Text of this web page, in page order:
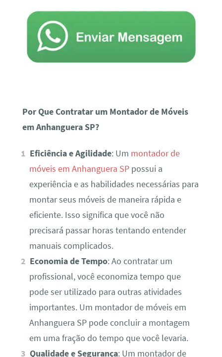
Por Que Contratar um Montador de Móveis
em Anhanguera SP?
Eficiência e Agilidade: Um montador de
móveis em Anhanguera SPpossui a
experiência e as habilidades necessárias para
montar seus móveis de maneira rápida e
eficiente. Isso significa que você não
precisará passar horas tentando entender
manuais complicados.
Economia de Tempo: Ao contratar um
profissional, você economiza tempo que
pode ser utilizado para outras atividades
importantes. Um montador de móveis em
Anhanguera SP pode concluir a montagem
em uma fração do tempo que você levaria.
Qualidade e Segurança: Um montador de